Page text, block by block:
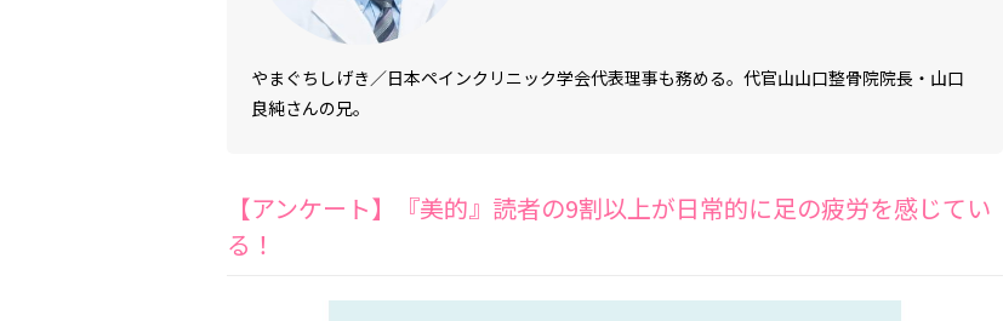
やまぐちしげき／日本ペインクリニック学会代表理事も務める。代官山山口整骨院院長・山口
良純さんの兄。
【アンケート】『美的』読者の9割以上が日常的に足の疲労を感じてい
る！